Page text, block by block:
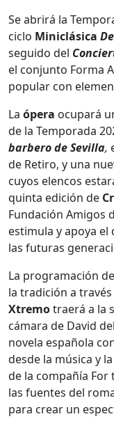
Se abrirá la
ciclo Miniclásica
seguido del
el conjunto Forma
popular con
La ópera ocupará
de la Temporada
barbero de Sevilla,
de Retiro, y una
cuyos elencos
quinta edición de
Fundación Amigos
estimula y apoya
las futuras
La programación
la tradición a
Xtremotraerá a la
cámara de David
novela española
desde la música y
de la compañía
las fuentes del
para crear un